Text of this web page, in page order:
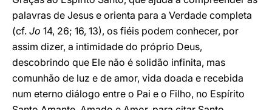
palavras de Jesus e orienta para a Verdade completa
(cf. Jo 14, 26; 16, 13), os fiéis podem conhecer, por
assim dizer, a intimidade do próprio Deus,
descobrindo que Ele não é solidão infinita, mas
comunhão de luz e de amor, vida doada e recebida
num eterno diálogo entre o Pai e o Filho, no Espírito